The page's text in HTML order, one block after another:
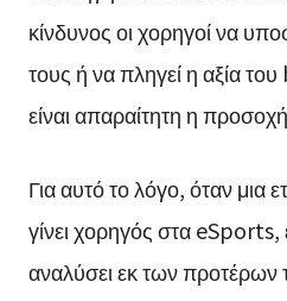
κίνδυνος οι χορηγοί να
τους ή να πληγεί η αξία
είναι απαραίτητη η
Για αυτό το λόγο, όταν μια
γίνει χορηγός στα eSports,
αναλύσει εκ των προτέρων